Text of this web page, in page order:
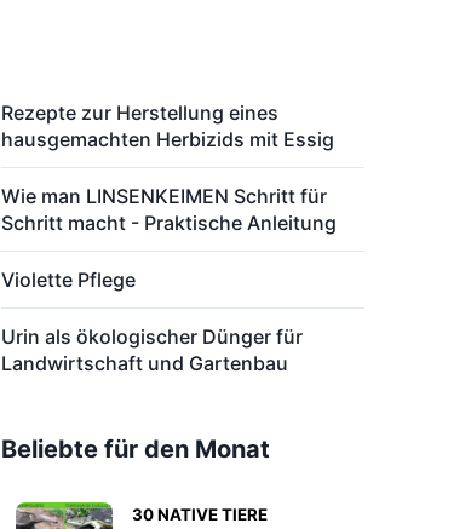
Rezepte zur Herstellung eines
hausgemachten Herbizids mit Essig
Wie man LINSENKEIMEN Schritt für
Schritt macht - Praktische Anleitung
Violette Pflege
Urin als ökologischer Dünger für
Landwirtschaft und Gartenbau
Beliebte für den Monat
30 NATIVE TIERE